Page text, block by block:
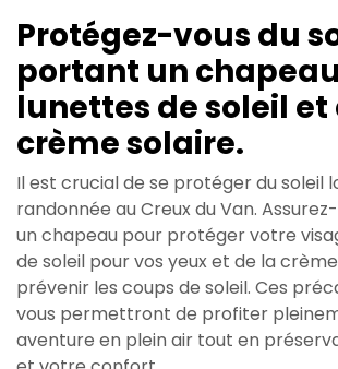
Protégez-vous du
portant un
lunettes de soleil et
crème solaire.
Il est crucial de se protéger du soleil
randonnée au Creux du Van.
un chapeau pour protéger votre
de soleil pour vos yeux et de la
prévenir les coups de soleil. Ces
vous permettront de profiter
aventure en plein air tout en